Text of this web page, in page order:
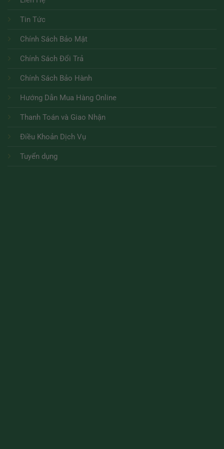
Tin Tức
Chính Sách Bảo Mật
Chính Sách Đổi Trả
Chính Sách Bảo Hành
Hướng Dẫn Mua Hàng Online
Thanh Toán và Giao Nhận
Điều Khoản Dịch Vụ
Tuyển dụng